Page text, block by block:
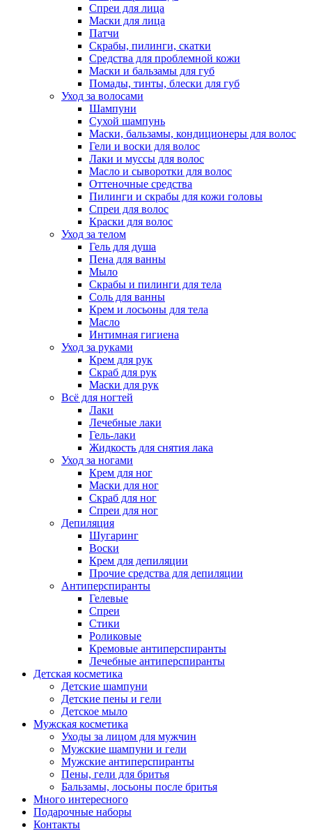
Спреи для лица
Маски для лица
Патчи
Скрабы, пилинги, скатки
Средства для проблемной кожи
Маски и бальзамы для губ
Помады, тинты, блески для губ
Уход за волосами
Шампуни
Сухой шампунь
Маски, бальзамы, кондиционеры для волос
Гели и воски для волос
Лаки и муссы для волос
Масло и сыворотки для волос
Оттеночные средства
Пилинги и скрабы для кожи головы
Спреи для волос
Краски для волос
Уход за телом
Гель для душа
Пена для ванны
Мыло
Скрабы и пилинги для тела
Соль для ванны
Крем и лосьоны для тела
Масло
Интимная гигиена
Уход за руками
Крем для рук
Скраб для рук
Маски для рук
Всё для ногтей
Лаки
Лечебные лаки
Гель-лаки
Жидкость для снятия лака
Уход за ногами
Крем для ног
Маски для ног
Скраб для ног
Спреи для ног
Депиляция
Шугаринг
Воски
Крем для депиляции
Прочие средства для депиляции
Антиперспиранты
Гелевые
Спреи
Стики
Роликовые
Кремовые антиперспиранты
Лечебные антиперспиранты
Детская косметика
Детские шампуни
Детские пены и гели
Детское мыло
Мужская косметика
Уходы за лицом для мужчин
Мужские шампуни и гели
Мужские антиперспиранты
Пены, гели для бритья
Бальзамы, лосьоны после бритья
Много интересного
Подарочные наборы
Контакты